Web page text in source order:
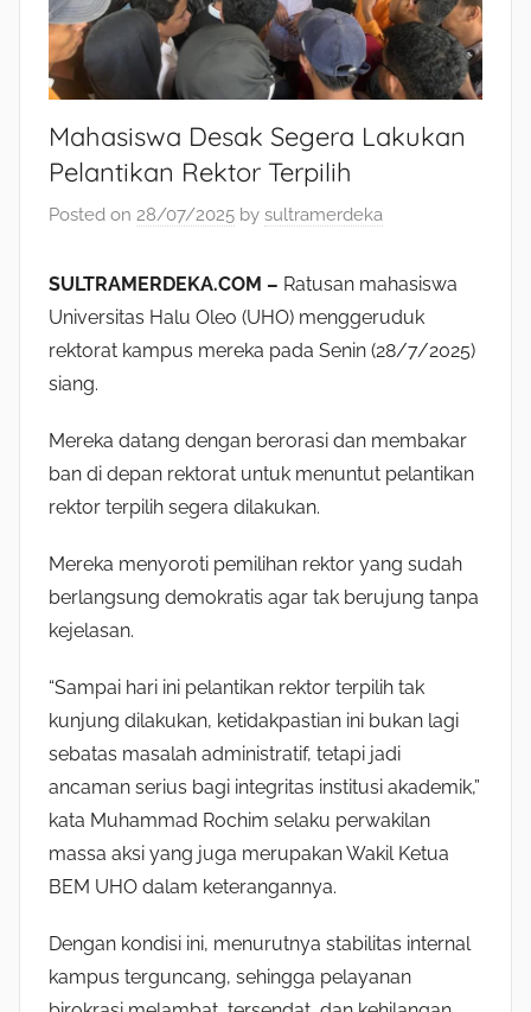
Mahasiswa Desak Segera Lakukan
Pelantikan Rektor Terpilih
Posted on 28/07/2025 by sultramerdeka
SULTRAMERDEKA.COM – Ratusan mahasiswa
Universitas Halu Oleo (UHO) menggeruduk
rektorat kampus mereka pada Senin (28/7/2025)
siang.
Mereka datang dengan berorasi dan membakar
ban di depan rektorat untuk menuntut pelantikan
rektor terpilih segera dilakukan.
Mereka menyoroti pemilihan rektor yang sudah
berlangsung demokratis agar tak berujung tanpa
kejelasan.
“Sampai hari ini pelantikan rektor terpilih tak
kunjung dilakukan, ketidakpastian ini bukan lagi
sebatas masalah administratif, tetapi jadi
ancaman serius bagi integritas institusi akademik,”
kata Muhammad Rochim selaku perwakilan
massa aksi yang juga merupakan Wakil Ketua
BEM UHO dalam keterangannya.
Dengan kondisi ini, menurutnya stabilitas internal
kampus terguncang, sehingga pelayanan